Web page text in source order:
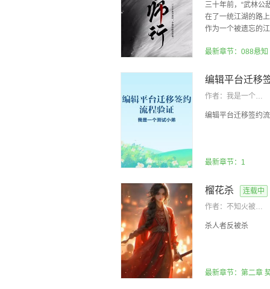
三十年前，“武林公
在了一统江湖的路
作为一个被遗忘的
最新章节：088悬知
作者： 我是一个测试小弟
编辑平台迁移签约
最新章节：1
榴花杀
连载中
作者：
不知火被人取了
杀人者反被杀
最新章节：第二章